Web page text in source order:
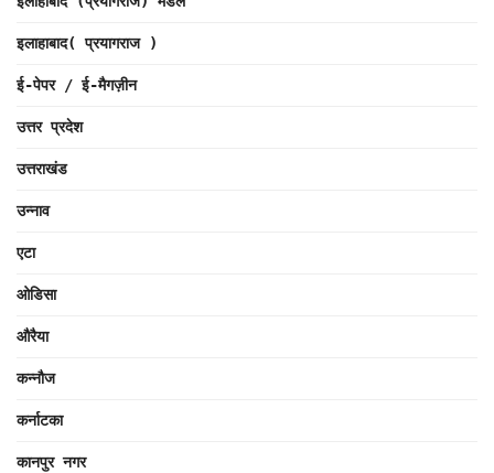
इलाहाबाद( प्रयागराज )
ई-पेपर / ई-मैगज़ीन
उत्तर प्रदेश
उत्तराखंड
उन्नाव
एटा
ओडिसा
औरैया
कन्नौज
कर्नाटका
कानपुर नगर